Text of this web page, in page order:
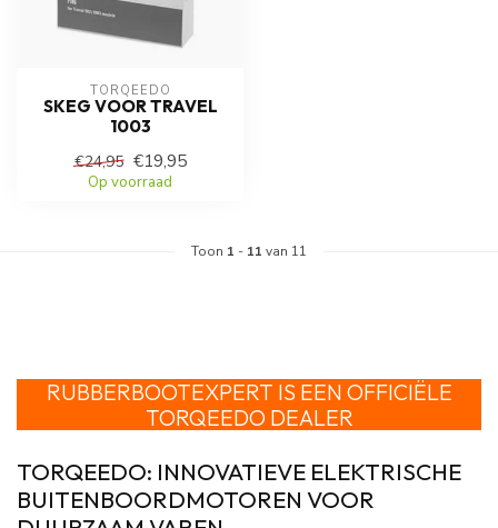
TORQEEDO
SKEG VOOR TRAVEL
1003
€24,95 €19,95
Op voorraad
Toon 1 - 11 van 11
RUBBERBOOTEXPERT IS EEN OFFICIËLE
TORQEEDO DEALER
TORQEEDO: INNOVATIEVE ELEKTRISCHE
BUITENBOORDMOTOREN VOOR